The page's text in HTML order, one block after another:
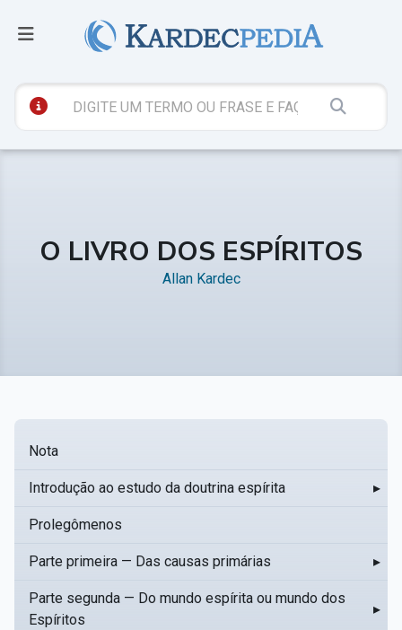
O LIVRO DOS ESPÍRITOS
Allan Kardec
Nota
Introdução ao estudo da doutrina espírita ▸
Prolegômenos
Parte primeira — Das causas primárias ▸
Parte segunda — Do mundo espírita ou mundo dos
Espíritos
▸